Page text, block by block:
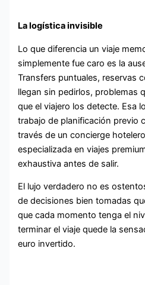
La logística invisible
Lo que diferencia un viaje
simplemente fue caro es la
Transfers puntuales, reservas
llegan sin pedirlos, problemas
que el viajero los detecte. Esa
trabajo de planificación previo
través de un concierge
especializada en viajes
exhaustiva antes de salir.
El lujo verdadero no es
de decisiones bien tomadas
que cada momento tenga el
terminar el viaje quede la
euro invertido.